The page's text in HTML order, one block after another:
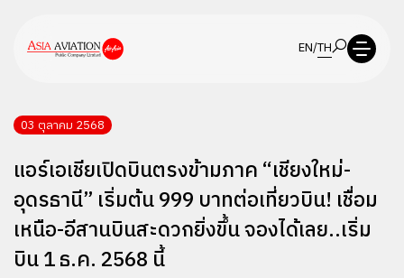
EN/TH
03 ตุลาคม 2568
แอร์เอเชียเปิดบินตรงข้ามภาค “เชียงใหม่-
อุดรธานี” เริ่มต้น 999 บาทต่อเที่ยวบิน! เชื่อม
เหนือ-อีสานบินสะดวกยิ่งขึ้น จองได้เลย..เริ่ม
บิน 1 ธ.ค. 2568 นี้